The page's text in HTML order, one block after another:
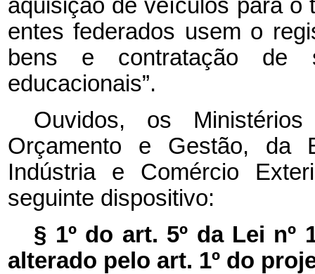
aquisição de veículos para o
entes federados usem o
bens e contratação de
educacionais”.
Ouvidos, os
Orçamento e Gestão, da
Indústria e Comércio
seguinte dispositivo:
§ 1º do art. 5º da Lei nº
alterado pelo art. 1º do